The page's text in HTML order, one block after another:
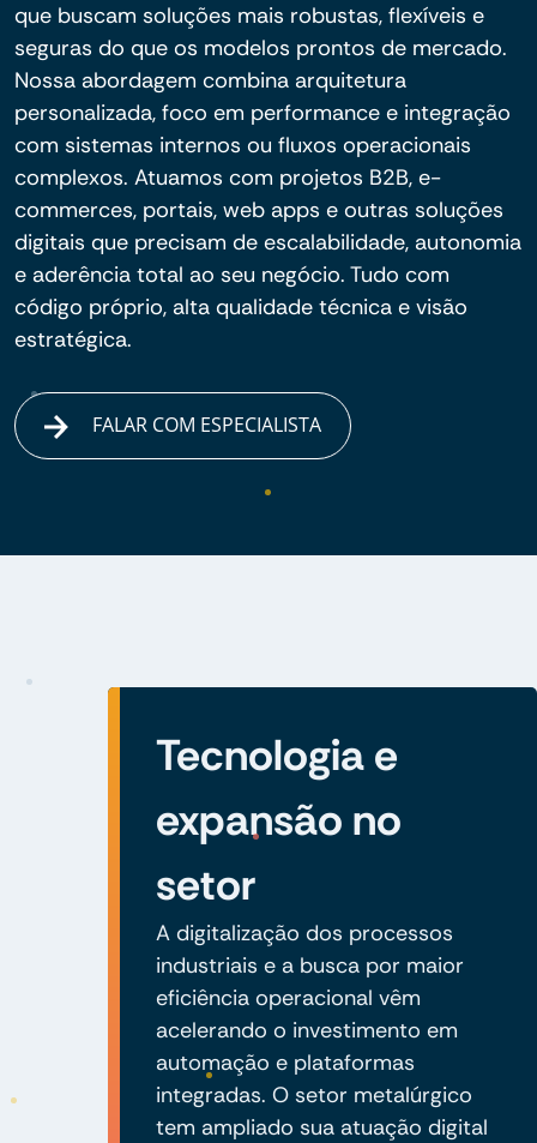
que buscam soluções mais robustas, flexíveis e
seguras do que os modelos prontos de mercado.
Nossa abordagem combina arquitetura
personalizada, foco em performance e integração
com sistemas internos ou fluxos operacionais
complexos. Atuamos com projetos B2B, e-
commerces, portais, web apps e outras soluções
digitais que precisam de escalabilidade, autonomia
e aderência total ao seu negócio. Tudo com
código próprio, alta qualidade técnica e visão
estratégica.
FALAR COM ESPECIALISTA
Tecnologia e
expansão no
setor
A digitalização dos processos
industriais e a busca por maior
eficiência operacional vêm
acelerando o investimento em
automação e plataformas
integradas. O setor metalúrgico
tem ampliado sua atuação digital